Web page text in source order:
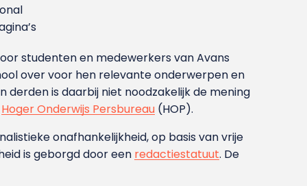
studenten en medewerkers van Avans
over voor hen relevante onderwerpen en
is daarbij niet noodzakelijk de mening
Hoger Onderwijs Persbureau (HOP).
onafhankelijkheid, op basis van vrije
is geborgd door een redactiestatuut. De